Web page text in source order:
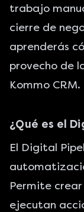
trabajo
cierre de
aprenderás
provecho de
Kommo CRM.
¿Qué es el
El Digital
Permite
ejecutan